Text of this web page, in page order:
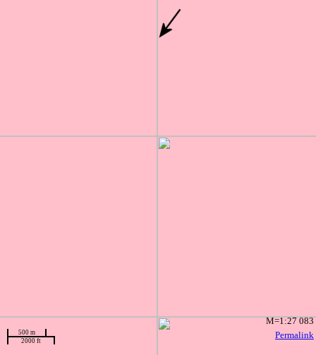
Permalink
500 m
2000 ft
M=1:27 083